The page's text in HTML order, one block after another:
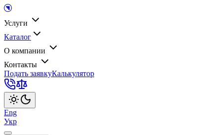
Услуги
Каталог
О компании
Контакты
Подать заявкуКалькулятор
Eng
Укр